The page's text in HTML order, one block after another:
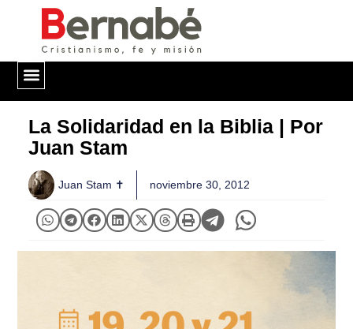
La Solidaridad en la Biblia | Por
Juan Stam
Juan Stam ✝ noviembre 30, 2012